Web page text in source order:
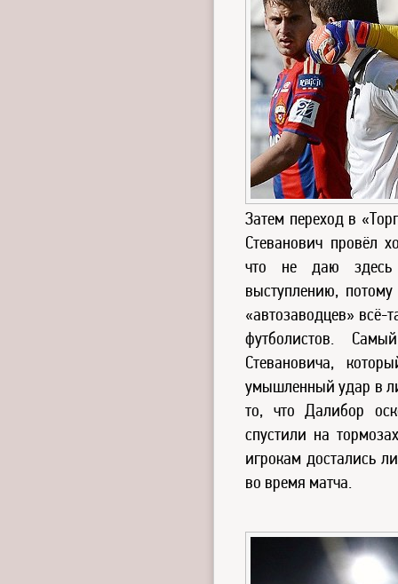
Затем переход в
Стеванович провёл
что не даю
выступлению,
«автозаводцев»
футболистов.
Стевановича,
умышленный удар в
то, что Далибор
спустили на
игрокам достались
во время матча.